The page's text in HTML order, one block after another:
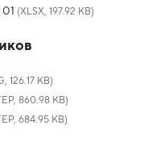
(XLSX, 197.92 KB)
126.17 KB)
860.98 KB)
684.95 KB)